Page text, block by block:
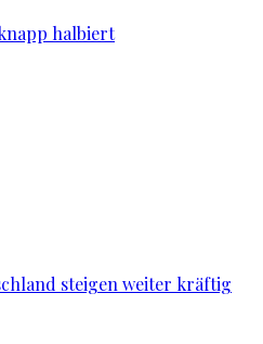
halbiert
steigen weiter kräftig